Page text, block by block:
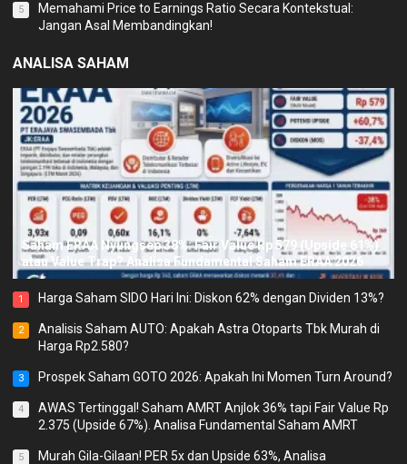
5
Memahami Price to Earnings Ratio Secara Kontekstual:
Jangan Asal Membandingkan!
ANALISA SAHAM
Saham ERAA Nyungsep 38%: Fair Value Rp 579 (Upside 61%)
atau Value Trap? Analisa Fundamental Saham ERAA 2026
1 Harga Saham SIDO Hari Ini: Diskon 62% dengan Dividen 13%?
2
Analisis Saham AUTO: Apakah Astra Otoparts Tbk Murah di
Harga Rp2.580?
3 Prospek Saham GOTO 2026: Apakah Ini Momen Turn Around?
4
AWAS Tertinggal! Saham AMRT Anjlok 36% tapi Fair Value Rp
2.375 (Upside 67%). Analisa Fundamental Saham AMRT
5
Murah Gila-Gilaan! PER 5x dan Upside 63%, Analisa